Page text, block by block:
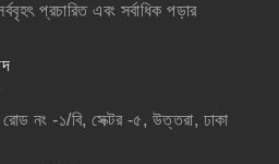
প্রচারিত এবং সর্বাধিক পড়ার
নং -১/বি, সেক্টর -৫, উত্তরা, ঢাকা